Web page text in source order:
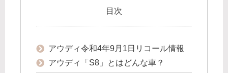
目次
アウディ令和4年9月1日リコール情報
アウディ「S8」とはどんな車？